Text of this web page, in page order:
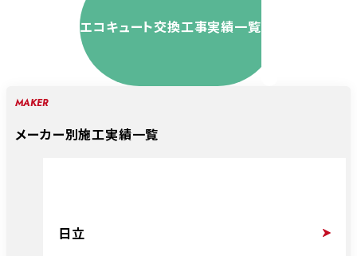
エコキュート交換工事実績一覧
MAKER
メーカー別施工実績一覧
日立